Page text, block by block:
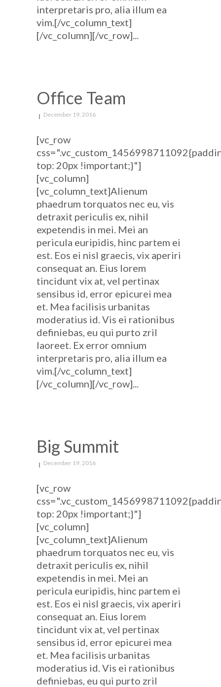
interpretaris pro, alia illum ea
vim.[/vc_column_text]
[/vc_column][/vc_row]...
Office Team
December 19, 2016
[vc_row
top: 20px !important;}"]
[vc_column]
[vc_column_text]Alienum
phaedrum torquatos nec eu, vis
detraxit periculis ex, nihil
expetendis in mei. Mei an
pericula euripidis, hinc partem ei
est. Eos ei nisl graecis, vix aperiri
consequat an. Eius lorem
tincidunt vix at, vel pertinax
sensibus id, error epicurei mea
et. Mea facilisis urbanitas
moderatius id. Vis ei rationibus
definiebas, eu qui purto zril
laoreet. Ex error omnium
interpretaris pro, alia illum ea
vim.[/vc_column_text]
[/vc_column][/vc_row]...
Big Summit
December 19, 2016
[vc_row
top: 20px !important;}"]
[vc_column]
[vc_column_text]Alienum
phaedrum torquatos nec eu, vis
detraxit periculis ex, nihil
expetendis in mei. Mei an
pericula euripidis, hinc partem ei
est. Eos ei nisl graecis, vix aperiri
consequat an. Eius lorem
tincidunt vix at, vel pertinax
sensibus id, error epicurei mea
et. Mea facilisis urbanitas
moderatius id. Vis ei rationibus
definiebas, eu qui purto zril